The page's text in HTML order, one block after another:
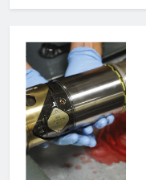
cara mencegah
kebocoran
silinder hidrolik
source google